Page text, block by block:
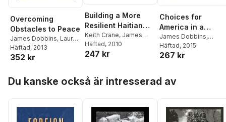
Overcoming
Obstacles to Peace
James Dobbins, Laurel
E. Miller ,Stephanie
Pezard,Christopher S.
Trenkov-Wermuth,
Häftad, 2013
352 kr
Building a More
Resilient Haitian
State
Keith Crane, James
Dobbins,Laurel E.
Miller ,Charles P. Ries
Overhaus,Heather Lee
Wilke
Häftad, 2010
247 kr
Choices for
America in a
Turbulent World
James Dobbins,
Richard H Solomon
Michael S. Chase
Lempert
Martini,David
Ochmanek,Howard J.
Shatz
Häftad, 2015
267 kr
Du kanske också är intresserad av